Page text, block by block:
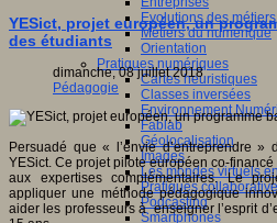
Evolutions des métiers
Métiers du numérique
Orientation
Pratiques numériques
Cartes heuristiques
Classes inversées
Environnement
Fablab
Géolocalisation
Images
Les mondes virtuels
Pratiques
Podcasting
Smartphones
YESict, projet européen, un
des étudiants
dimanche, 08 juillet 2018
Pédagogie
Persuadé que « l’envie d’entreprendre »
YESict. Ce projet pilote européen co-
aux expertises complémentaires. Le
appliquer une méthode pédagogique
aider les professeurs à enseigner l’esprit